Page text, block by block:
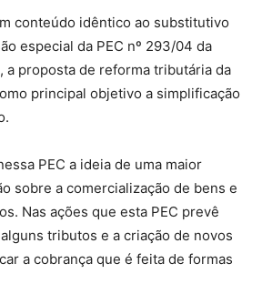
conteúdo idêntico ao substitutivo
especial da PEC nº 293/04 da
a proposta de reforma tributária da
principal objetivo a simplificação
PEC a ideia de uma maior
sobre a comercialização de bens e
Nas ações que esta PEC prevê
tributos e a criação de novos
a cobrança que é feita de formas